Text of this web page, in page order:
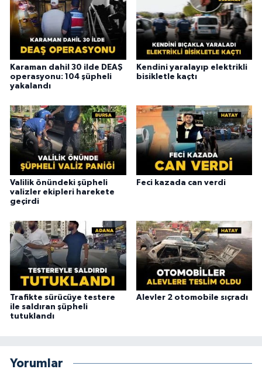
Karaman dahil 30 ilde DEAŞ
operasyonu: 104 şüpheli
yakalandı
Kendini yaralayıp elektrikli
bisikletle kaçtı
Valilik önündeki şüpheli
valizler ekipleri harekete
geçirdi
Feci kazada can verdi
Trafikte sürücüye testere
ile saldıran şüpheli
tutuklandı
Alevler 2 otomobile sıçradı
Yorumlar